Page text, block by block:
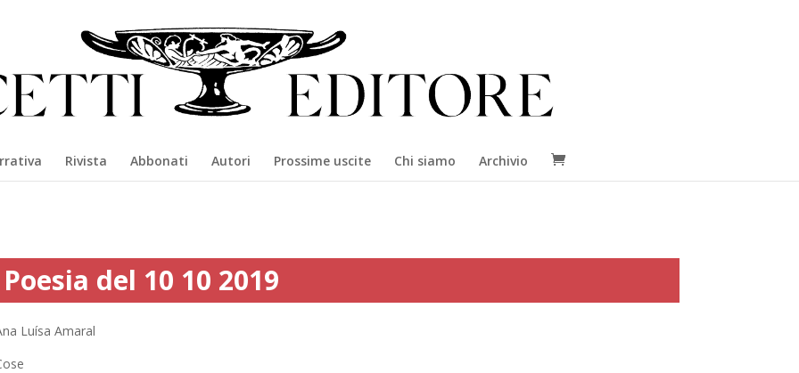
Rivista Abbonati Autori Prossime uscite Chi siamo Archivio
Poesia del 10 10 2019
Luísa Amaral